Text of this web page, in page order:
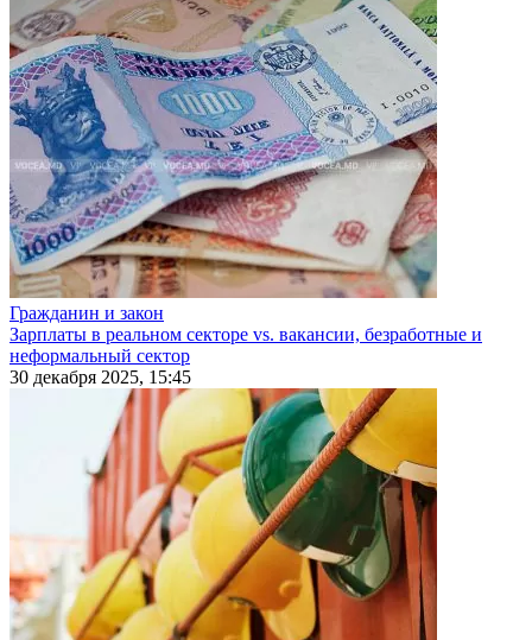
Гражданин и закон
Зарплаты в реальном секторе vs. вакансии, безработные и
неформальный сектор
30 декабря 2025, 15:45